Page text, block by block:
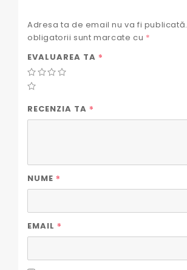
Adresa ta de email nu va fi publicată.
obligatorii sunt marcate cu *
EVALUAREA TA *
RECENZIA TA *
NUME *
EMAIL *